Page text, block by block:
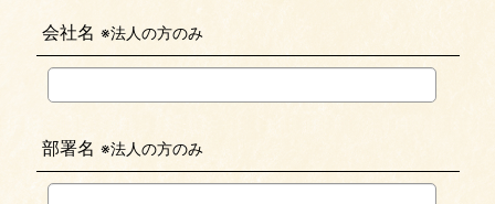
会社名 ※法人の方のみ
部署名 ※法人の方のみ